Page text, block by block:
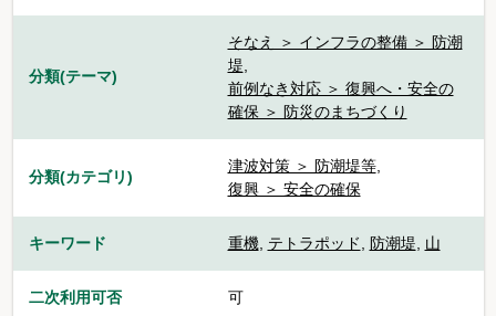
分類(テーマ)
そなえ ＞ インフラの整備 ＞ 防潮
堤,
前例なき対応 ＞ 復興へ・安全の
確保 ＞ 防災のまちづくり
分類(カテゴリ)
津波対策 ＞ 防潮堤等,
復興 ＞ 安全の確保
キーワード 重機, テトラポッド, 防潮堤, 山
二次利用可否 可